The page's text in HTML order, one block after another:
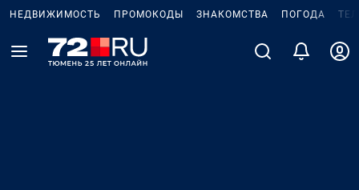
НЕДВИЖИМОСТЬ ПРОМОКОДЫ ЗНАКОМСТВА ПОГОДА